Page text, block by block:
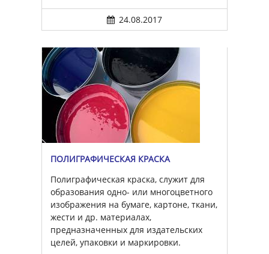
24.08.2017
ПОЛИГРАФИЧЕСКАЯ КРАСКА
Полиграфическая краска, служит для
образования одно- или многоцветного
изображения на бумаге, картоне, ткани,
жести и др. материалах,
предназначенных для издательских
целей, упаковки и маркировки.